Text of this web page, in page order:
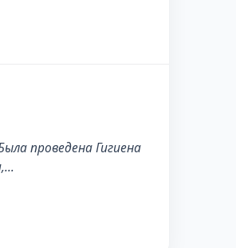
проведена Гигиена